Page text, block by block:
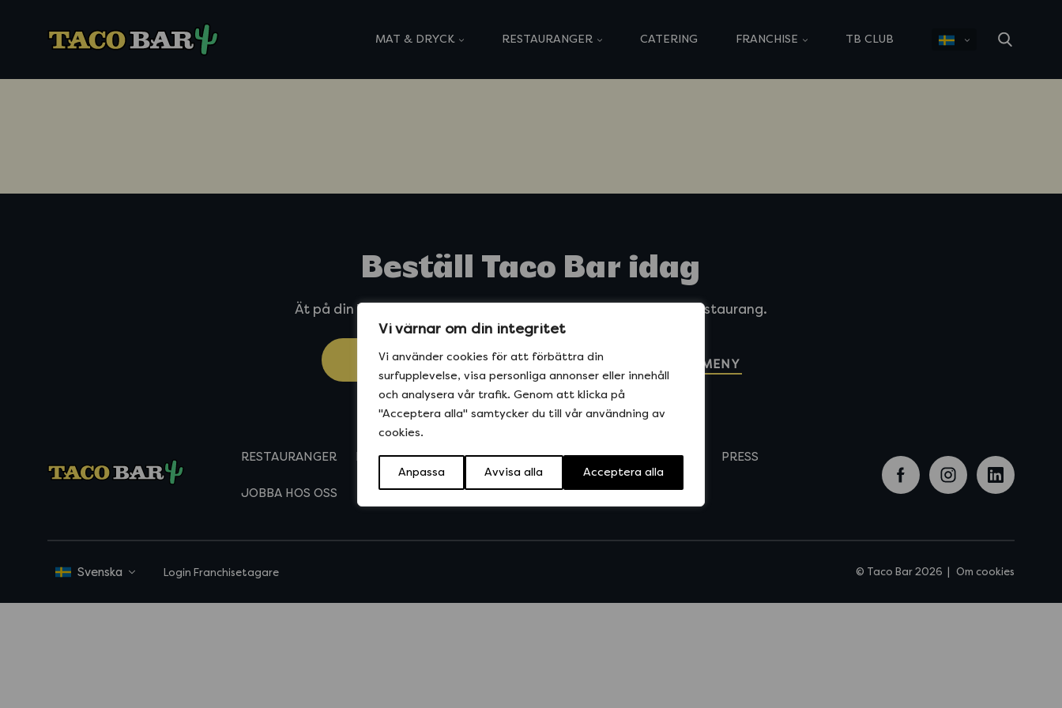
Vi värnar om din integritet
Vi använder cookies för att förbättra din
surfupplevelse, visa personliga annonser eller innehåll
och analysera vår trafik. Genom att klicka på
"Acceptera alla" samtycker du till vår användning av
cookies.
Anpassa Avvisa alla Acceptera alla
MAT & DRYCK RESTAURANGER CATERING FRANCHISE TB CLUB
Beställ Taco Bar idag
Ät på din Taco Bar eller beställ hem tacos från din närmaste restaurang.
HITTA NÄRMASTE RESTAURANG SE VÅR MENY
RESTAURANGER FRANCHISE RECEPT OM TACO BAR KONTAKTA OSS PRESS
JOBBA HOS OSS
Login Franchisetagare © Taco Bar 2026 Om cookies